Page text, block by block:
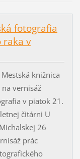
fotografia
raka v
knižnica
vernisáž
v piatok 21.
čitárni U
26
prác